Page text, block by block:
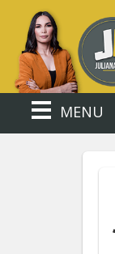
MENU